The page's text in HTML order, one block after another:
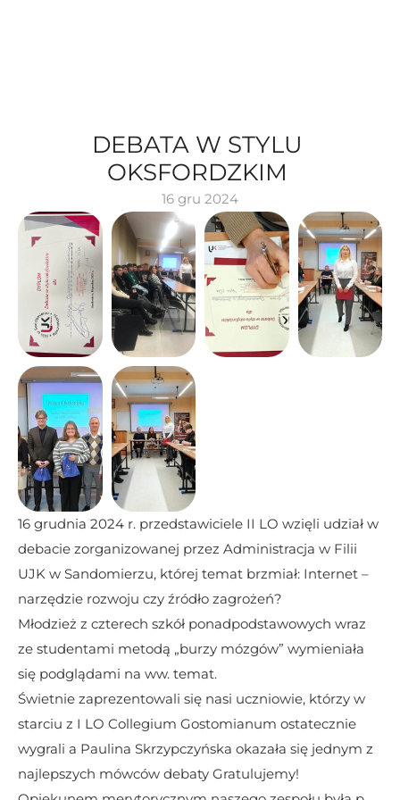
DEBATA W STYLU
OKSFORDZKIM
16 gru 2024
16 grudnia 2024 r. przedstawiciele II LO wzięli udział w
debacie zorganizowanej przez Administracja w Filii
UJK w Sandomierzu, której temat brzmiał: Internet –
narzędzie rozwoju czy źródło zagrożeń?
Młodzież z czterech szkół ponadpodstawowych wraz
ze studentami metodą „burzy mózgów” wymieniała
się podglądami na ww. temat.
Świetnie zaprezentowali się nasi uczniowie, którzy w
starciu z I LO Collegium Gostomianum ostatecznie
wygrali a Paulina Skrzypczyńska okazała się jednym z
najlepszych mówców debaty Gratulujemy!